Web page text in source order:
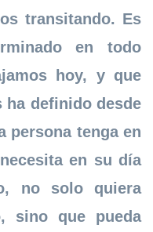
transitando. Es
en todo
hoy, y que
ha definido desde
persona tenga en
en su día
no solo quiera
sino que pueda